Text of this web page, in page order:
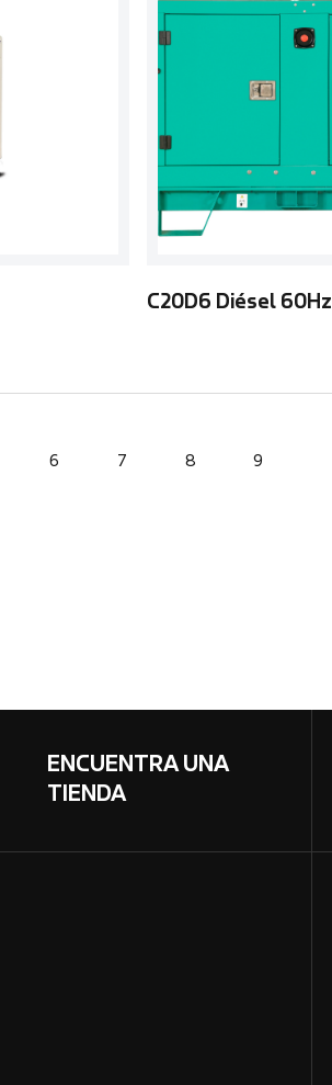
C20D6 Diésel 60Hz
6 7 8 9
ENCUENTRA UNA
TIENDA